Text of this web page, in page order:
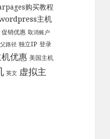
购买教程
主机
促销优惠 取消账户
父路径 独立IP 登录
优惠 美国主机
英文 虚拟主